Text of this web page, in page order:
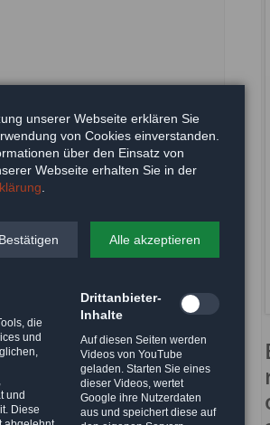
unserer Webseite erklären Sie
von Cookies einverstanden.
über den Einsatz von
Webseite erhalten Sie in der
Bestätigen Alle akzeptieren
die
und
und
Diese
Drittanbieter-
Inhalte
Auf diesen Seiten werden
Videos von YouTube
geladen. Starten Sie eines
dieser Videos, wertet
Google ihre Nutzerdaten
aus und speichert diese auf